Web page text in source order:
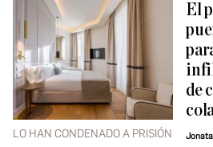
LO HAN CONDENADO A PRISIÓN
El
de